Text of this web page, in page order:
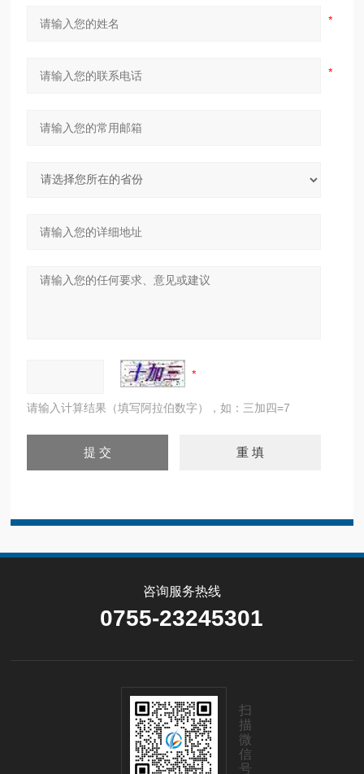
请输入计算结果（填写阿拉伯数字），如：三加四=7
咨询服务热线
0755-23245301
扫
描
微
信
号